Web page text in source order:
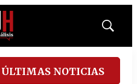
Mostrar
ÚLTIMAS NOTICIAS